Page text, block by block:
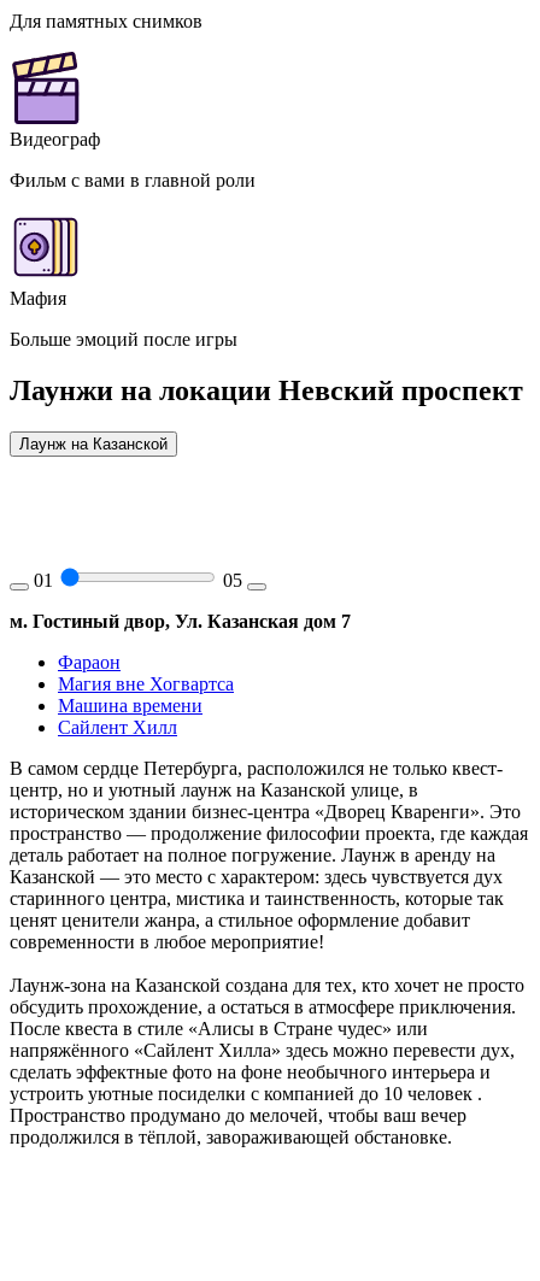
Для памятных снимков
Видеограф
Фильм с вами в главной роли
Мафия
Больше эмоций после игры
Лаунжи на локации Невский проспект
Лаунж на Казанской
01
05
м. Гостиный двор, Ул. Казанская дом 7
Фараон
Магия вне Хогвартса
Машина времени
Сайлент Хилл
В самом сердце Петербурга, расположился не только квест-
центр, но и уютный лаунж на Казанской улице, в
историческом здании бизнес-центра «Дворец Кваренги». Это
пространство — продолжение философии проекта, где каждая
деталь работает на полное погружение. Лаунж в аренду на
Казанской — это место с характером: здесь чувствуется дух
старинного центра, мистика и таинственность, которые так
ценят ценители жанра, а стильное оформление добавит
современности в любое мероприятие!
Лаунж-зона на Казанской создана для тех, кто хочет не просто
обсудить прохождение, а остаться в атмосфере приключения.
После квеста в стиле «Алисы в Стране чудес» или
напряжённого «Сайлент Хилла» здесь можно перевести дух,
сделать эффектные фото на фоне необычного интерьера и
устроить уютные посиделки с компанией до 10 человек .
Пространство продумано до мелочей, чтобы ваш вечер
продолжился в тёплой, завораживающей обстановке.